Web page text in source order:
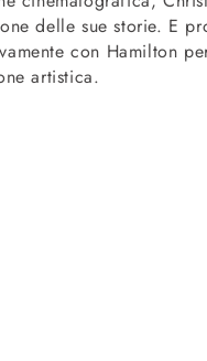
delle sue storie. E
con Hamilton
artistica.